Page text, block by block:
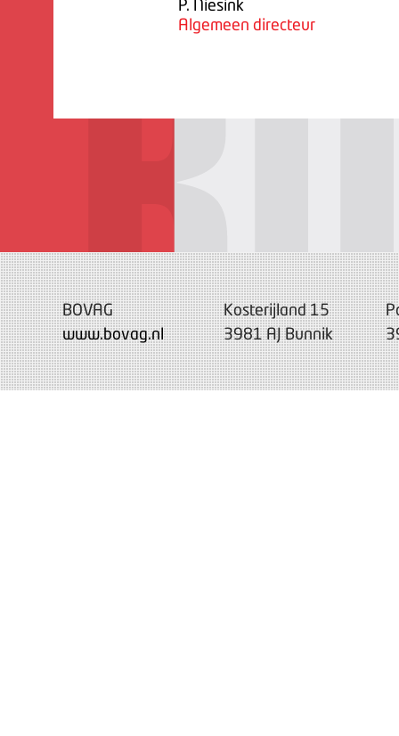
P. Niesink
Algemeen directeur
BOVAG
www.bovag.nl
Kosterijland 15
3981 AJ Bunnik